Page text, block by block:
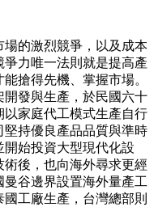
的激烈競爭，以及成本
力唯一法則就是提高產
搶得先機、掌握市場。
發與生產，於民國六十
家庭代工模式生產自行
持優良產品品質與準時
始投資大型現代化設
後，也向海外尋求更經
谷邊界設置海外量產工
工廠生產，台灣總部則